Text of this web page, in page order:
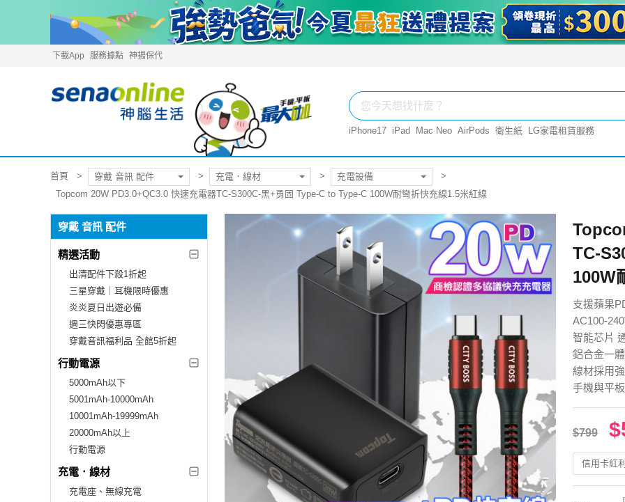
下載App 服務據點 神揚保代
iPhone17 iPad Mac Neo AirPods 衛生紙 LG家電租賃服務
首頁 穿戴 音訊 配件 充電．線材
充電設備
Topcom 20W PD3.0+QC3.0 快速充電器TC-S300C-黑+勇固 Type-C to Type-C 100W耐彎折快充線1.5米紅線
穿戴 音訊 配件
精選活動
出清配件下殺1折起
三星穿戴｜耳機限時優惠
炎炎夏日出遊必備
週三快閃優惠專區
穿戴音訊福利品 全館5折起
行動電源
5000mAh以下
5001mAh-10000mAh
10001mAh-19999mAh
20000mAh以上
行動電源
充電．線材
充電座、無線充電
TC-
100W
支援蘋果
AC100-
智能芯片
鋁合金一
線材採用
手機與平
$799
信用卡紅